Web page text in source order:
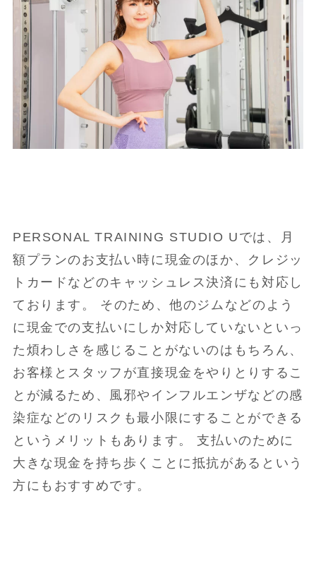
PERSONAL TRAINING STUDIO Uでは、月
額プランのお支払い時に現金のほか、クレジッ
トカードなどのキャッシュレス決済にも対応し
ております。 そのため、他のジムなどのよう
に現金での支払いにしか対応していないといっ
た煩わしさを感じることがないのはもちろん、
お客様とスタッフが直接現金をやりとりするこ
とが減るため、風邪やインフルエンザなどの感
染症などのリスクも最小限にすることができる
というメリットもあります。 支払いのために
大きな現金を持ち歩くことに抵抗があるという
方にもおすすめです。